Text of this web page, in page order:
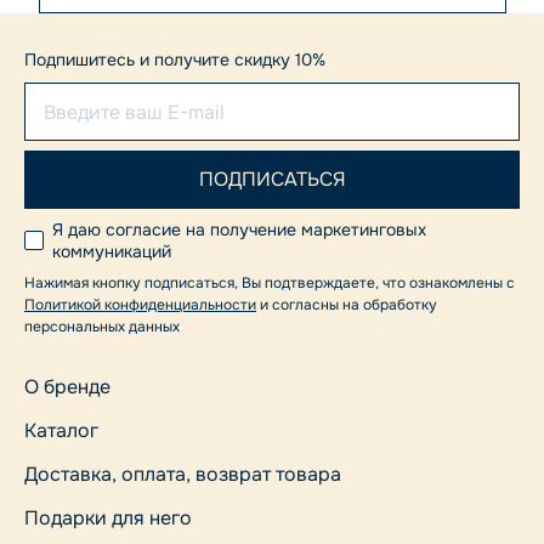
О бренде
Каталог
Доставка, оплата, возврат товара
Подарки для него
Подпишитесь и получите скидку 10%
Я даю согласие на получение маркетинговых
коммуникаций
Нажимая кнопку подписаться, Вы подтверждаете, что ознакомлены с
Политикой конфиденциальностии согласны на обработку
персональных данных